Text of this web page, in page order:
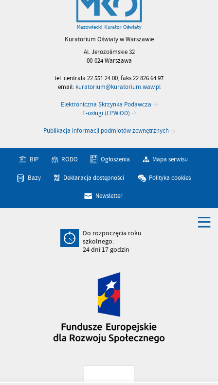
Kuratorium Oświaty w Warszawie
Al. Jerozolimskie 32
00-024 Warszawa
tel. centrala 22 551 24 00, faks 22 826 64 97
email: kuratorium@kuratorium.waw.pl
Elektroniczna Skrzynka Podawcza
E-usługi (EPWiOD)
Publikacja informacji podmiotów zewnętrznych
BIP RODO Ogłoszenia Mapa serwisu
Bazy Deklaracja dostępności Polityka cookies
Newsletter
Do rozpoczęcia roku
szkolnego:
24dni 17godzin